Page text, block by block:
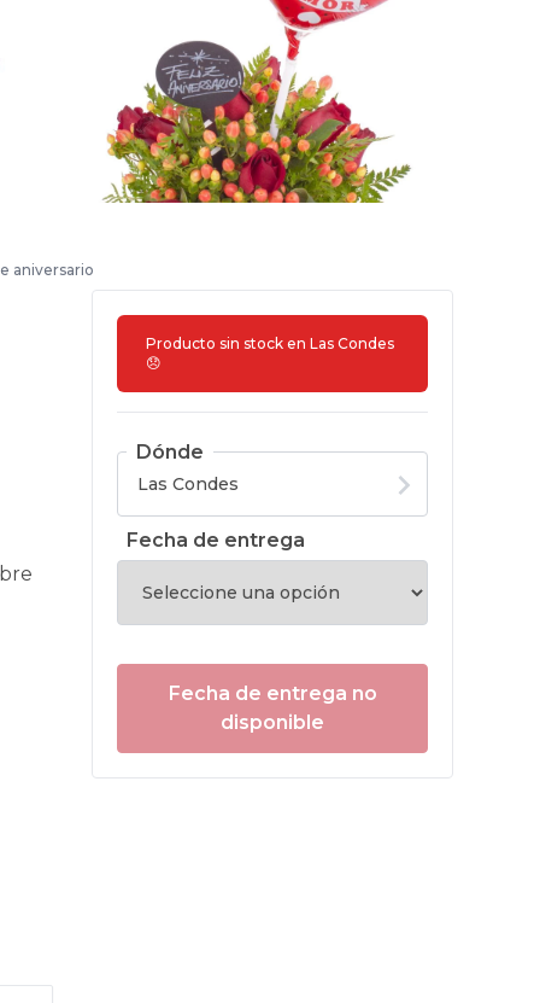
aniversario
Producto sin stock en Las Condes
😞
Dónde
Fecha de entrega
Fecha de entrega no
disponible